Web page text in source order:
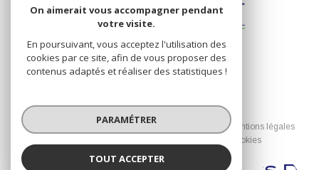
© 2026 | Tous droits réservés
Mentions légales
Cookies
On aimerait vous accompagner pendant
votre visite.
En poursuivant, vous acceptez l'utilisation des
cookies par ce site, afin de vous proposer des
contenus adaptés et réaliser des statistiques !
PARAMÉTRER
TOUT ACCEPTER